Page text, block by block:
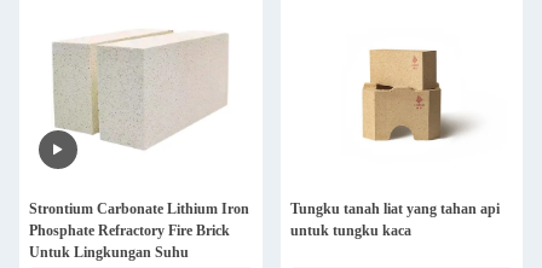
Strontium Carbonate Lithium Iron
Phosphate Refractory Fire Brick
Untuk Lingkungan Suhu
Tungku tanah liat yang tahan api
untuk tungku kaca